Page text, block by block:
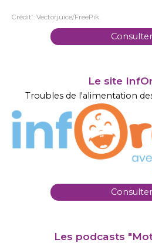
Crédit : Vectorjuice/FreePik
Consulter
Le site
Troubles de l'alimentation
Consulter
Les podcasts